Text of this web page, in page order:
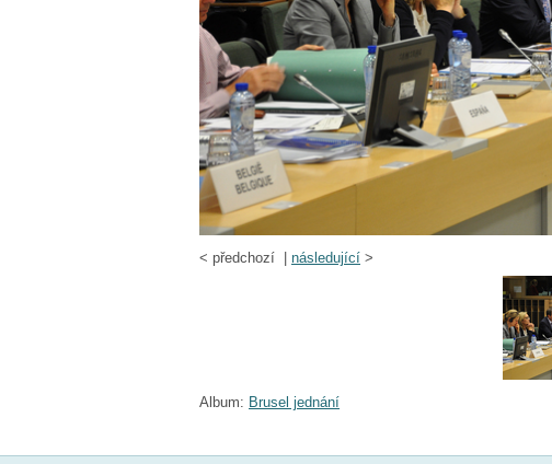
< předchozí | následující >
Album: Brusel jednání